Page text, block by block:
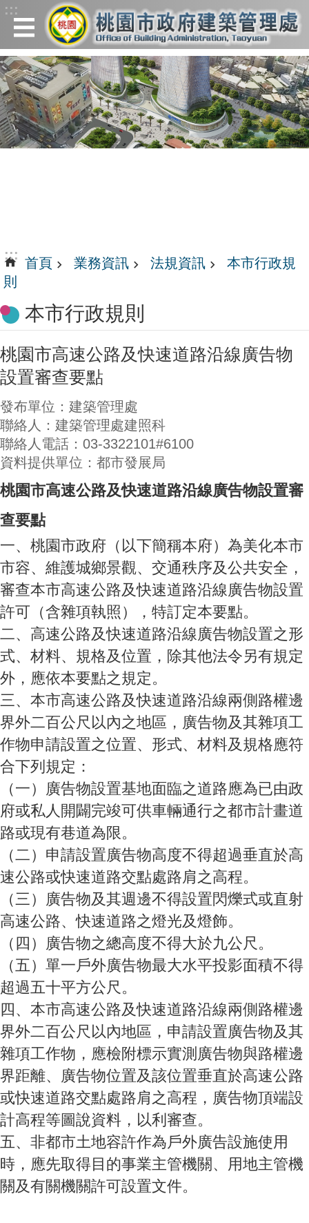
跳到主要內容區塊
:::
:::
首頁 業務資訊 法規資訊
本市行政規
則
本市行政規則
桃園市高速公路及快速道路沿線廣告物
設置審查要點
發布單位：建築管理處
聯絡人：建築管理處建照科
聯絡人電話：03-3322101#6100
資料提供單位：都市發展局
桃園市高速公路及快速道路沿線廣告物設置審
查要點
一、桃園市政府（以下簡稱本府）為美化本市
市容、維護城鄉景觀、交通秩序及公共安全，
審查本市高速公路及快速道路沿線廣告物設置
許可（含雜項執照），特訂定本要點。
二、高速公路及快速道路沿線廣告物設置之形
式、材料、規格及位置，除其他法令另有規定
外，應依本要點之規定。
三、本市高速公路及快速道路沿線兩側路權邊
界外二百公尺以內之地區，廣告物及其雜項工
作物申請設置之位置、形式、材料及規格應符
合下列規定：
（一）廣告物設置基地面臨之道路應為已由政
府或私人開闢完竣可供車輛通行之都市計畫道
路或現有巷道為限。
（二）申請設置廣告物高度不得超過垂直於高
速公路或快速道路交點處路肩之高程。
（三）廣告物及其週邊不得設置閃爍式或直射
高速公路、快速道路之燈光及燈飾。
（四）廣告物之總高度不得大於九公尺。
（五）單一戶外廣告物最大水平投影面積不得
超過五十平方公尺。
四、本市高速公路及快速道路沿線兩側路權邊
界外二百公尺以內地區，申請設置廣告物及其
雜項工作物，應檢附標示實測廣告物與路權邊
界距離、廣告物位置及該位置垂直於高速公路
或快速道路交點處路肩之高程，廣告物頂端設
計高程等圖說資料，以利審查。
五、非都市土地容許作為戶外廣告設施使用
時，應先取得目的事業主管機關、用地主管機
關及有關機關許可設置文件。